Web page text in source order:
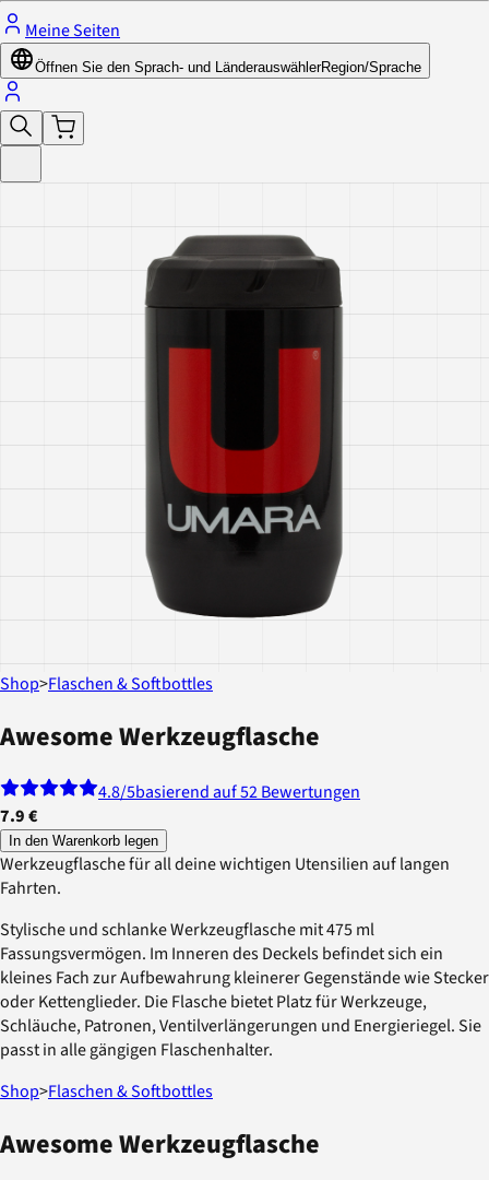
Meine Seiten
Öffnen Sie den Sprach- und LänderauswählerRegion/Sprache
Shop>Flaschen & Softbottles
Awesome Werkzeugflasche
4.8/5basierend auf 52 Bewertungen
7.9 €
In den Warenkorb legen
Werkzeugflasche für all deine wichtigen Utensilien auf langen
Fahrten.
Stylische und schlanke Werkzeugflasche mit 475 ml
Fassungsvermögen. Im Inneren des Deckels befindet sich ein
kleines Fach zur Aufbewahrung kleinerer Gegenstände wie Stecker
oder Kettenglieder. Die Flasche bietet Platz für Werkzeuge,
Schläuche, Patronen, Ventilverlängerungen und Energieriegel. Sie
passt in alle gängigen Flaschenhalter.
Shop>Flaschen & Softbottles
Awesome Werkzeugflasche